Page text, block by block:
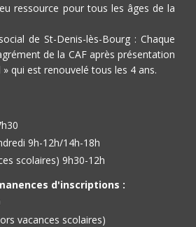
ressource pour tous les âges de la
de St-Denis-lès-Bourg : Chaque
de la CAF après présentation
qui est renouvelé tous les 4 ans.
9h-12h/14h-18h
scolaires) 9h30-12h
d'inscriptions :
vacances scolaires)